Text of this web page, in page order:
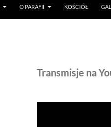
O PARAFII KOŚCIÓŁ
Transmisje na